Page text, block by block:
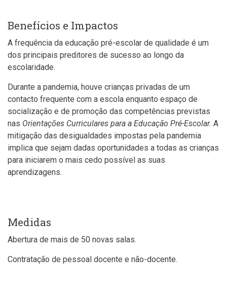
Benefícios e Impactos
A frequência da educação pré-escolar de qualidade é um
dos principais preditores de sucesso ao longo da
escolaridade.
Durante a pandemia, houve crianças privadas de um
contacto frequente com a escola enquanto espaço de
socialização e de promoção das competências previstas
nas Orientações Curriculares para a Educação Pré-Escolar. A
mitigação das desigualdades impostas pela pandemia
implica que sejam dadas oportunidades a todas as crianças
para iniciarem o mais cedo possível as suas
aprendizagens.
Medidas
Abertura de mais de 50 novas salas.
Contratação de pessoal docente e não-docente.